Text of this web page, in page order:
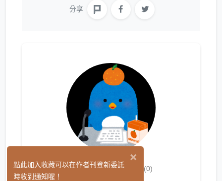
分享
🍊PORORO (0)
×
點此加入收藏可以在作者刊登新委託
時收到通知喔！